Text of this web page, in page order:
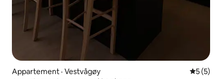
Appartement · Vestvågøy Note
5 (5)